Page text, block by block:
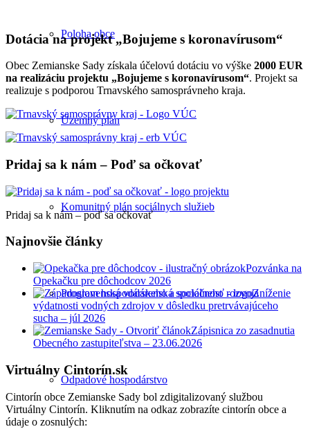
Poloha obce
Územný plán
Komunitný plán sociálnych služieb
Program hospodárskeho a sociálneho rozvoja
Odpadové hospodárstvo
Dotácia na projekt „Bojujeme s koronavírusom“
Obec Zemianske Sady získala účelovú dotáciu vo výške 2000 EUR
na realizáciu projektu „Bojujeme s koronavírusom“. Projekt sa
realizuje s podporou Trnavského samosprávneho kraja.
Pridaj sa k nám – Poď sa očkovať
Pridaj sa k nám – poď sa očkovať
Najnovšie články
Pozvánka na
Opekačku pre dôchodcov 2026
Zníženie
výdatnosti vodných zdrojov v dôsledku pretrvávajúceho
sucha – júl 2026
Zápisnica zo zasadnutia
Obecného zastupiteľstva – 23.06.2026
Virtuálny Cintorín.sk
Cintorín obce Zemianske Sady bol zdigitalizovaný službou
Virtuálny Cintorín. Kliknutím na odkaz zobrazíte cintorín obce a
údaje o zosnulých: